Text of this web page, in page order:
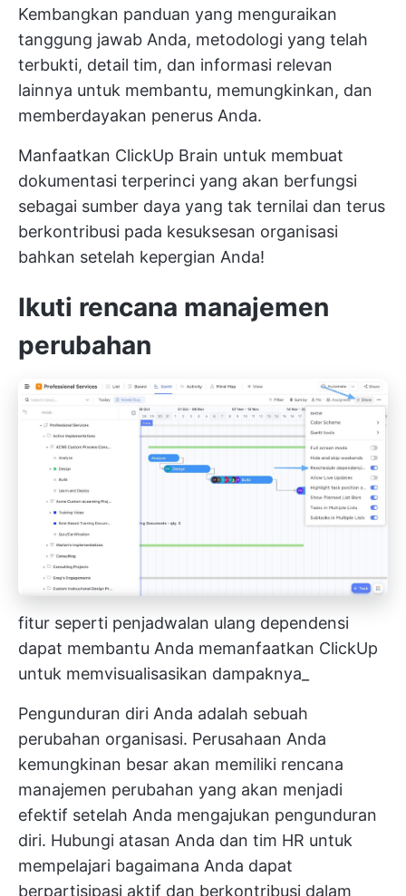
Kembangkan panduan yang menguraikan
tanggung jawab Anda, metodologi yang telah
terbukti, detail tim, dan informasi relevan
lainnya untuk membantu, memungkinkan, dan
memberdayakan penerus Anda.
Manfaatkan ClickUp Brain untuk membuat
dokumentasi terperinci yang akan berfungsi
sebagai sumber daya yang tak ternilai dan terus
berkontribusi pada kesuksesan organisasi
bahkan setelah kepergian Anda!
Ikuti rencana manajemen
perubahan
fitur seperti penjadwalan ulang dependensi
dapat membantu Anda memanfaatkan ClickUp
untuk memvisualisasikan dampaknya_
Pengunduran diri Anda adalah sebuah
perubahan organisasi. Perusahaan Anda
kemungkinan besar akan memiliki rencana
manajemen perubahan yang akan menjadi
efektif setelah Anda mengajukan pengunduran
diri. Hubungi atasan Anda dan tim HR untuk
mempelajari bagaimana Anda dapat
berpartisipasi aktif dan berkontribusi dalam